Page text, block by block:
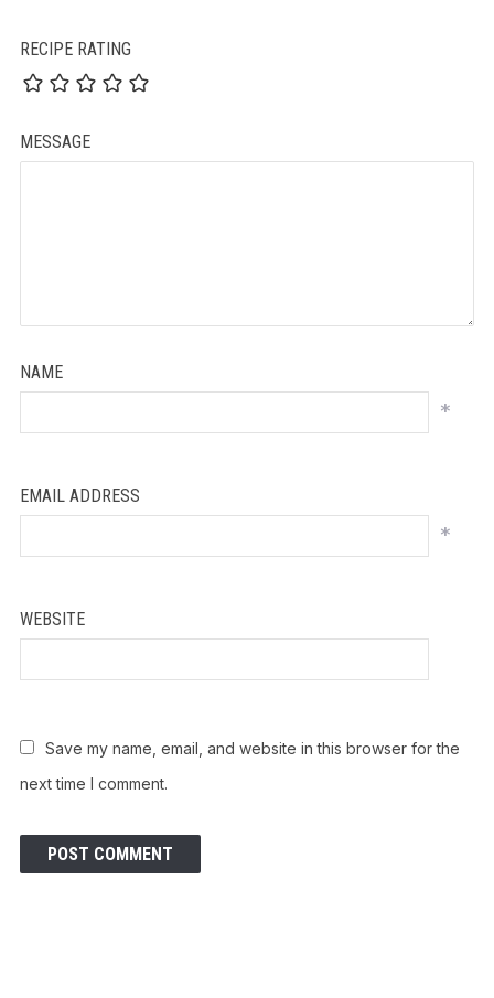
RECIPE RATING
MESSAGE
NAME
*
EMAIL ADDRESS
*
WEBSITE
Save my name, email, and website in this browser for the
next time I comment.